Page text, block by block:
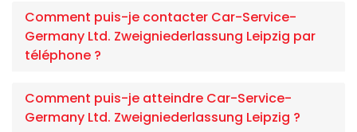
Comment puis-je contacter Car-Service-
Germany Ltd. Zweigniederlassung Leipzig par
téléphone ?
Comment puis-je atteindre Car-Service-
Germany Ltd. Zweigniederlassung Leipzig ?